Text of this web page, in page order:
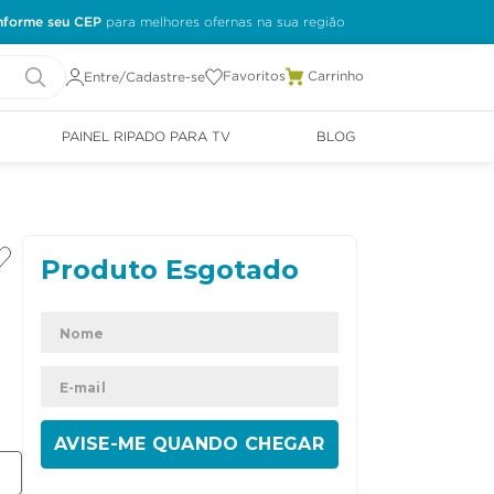
seu CEP
Entre/Cadastre-se Favoritos
PAINEL RIPADO PARA TV BLOG
ENVIAR